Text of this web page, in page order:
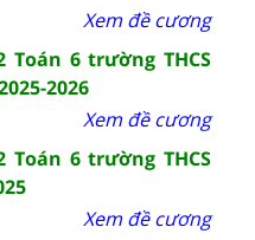
Xem đề cương
6 trường THCS
2026
Xem đề cương
6 trường THCS
Xem đề cương